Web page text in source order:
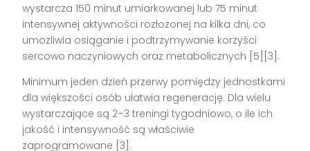
wystarcza 150 minut umiarkowanej lub 75 minut
intensywnej aktywności rozłożonej na kilka dni, co
umożliwia osiąganie i podtrzymywanie korzyści
sercowo naczyniowych oraz metabolicznych [5][3].
Minimum jeden dzień przerwy pomiędzy jednostkami
dla większości osób ułatwia regenerację. Dla wielu
wystarczające są 2–3 treningi tygodniowo, o ile ich
jakość i intensywność są właściwie
zaprogramowane [3].